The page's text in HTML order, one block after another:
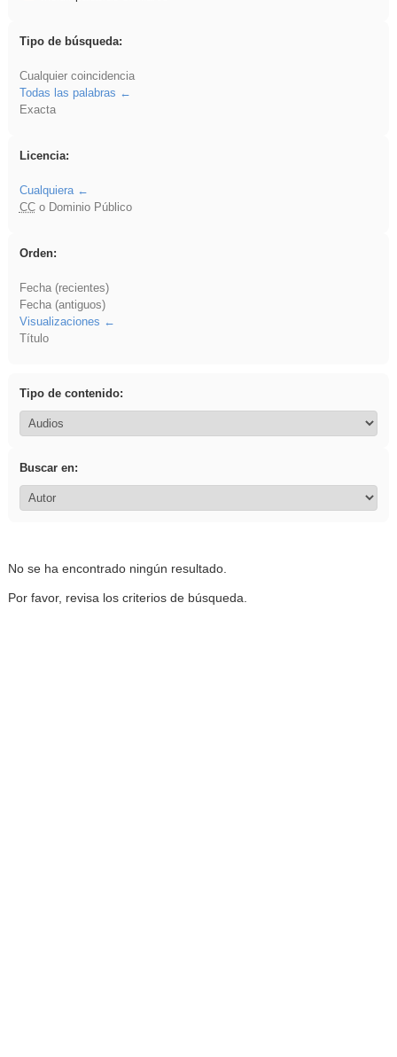
Tipo de búsqueda:
Cualquier coincidencia
Todas las palabras
Exacta
Licencia:
Cualquiera
CCo Dominio Público
Orden:
Fecha (recientes)
Fecha (antiguos)
Visualizaciones
Título
Tipo de contenido:
Buscar en:
No se ha encontrado ningún resultado.
Por favor, revisa los criterios de búsqueda.